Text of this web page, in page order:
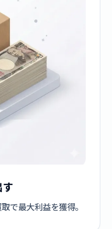
で最大利益を獲得。